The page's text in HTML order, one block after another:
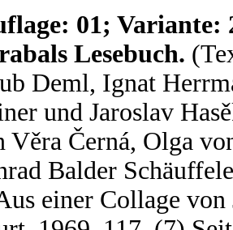
01; Variante:
Lesebuch.
Deml, Ignat
und Jaroslav
Věra Černá, Olga
Balder
einer Collage